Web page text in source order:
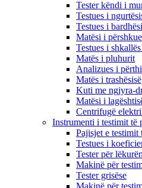
Tester këndi i
Testues i
Testues i
Matësi i
Testues i
Matës i pluhurit
Analizues i
Matës i trashësisë
Kuti me ngjyra-
Matësi i
Centrifugë
Instrumenti i testimit të
Pajisjet e testimit
Testues i
Tester për
Makinë për
Tester grisëse
Makinë për